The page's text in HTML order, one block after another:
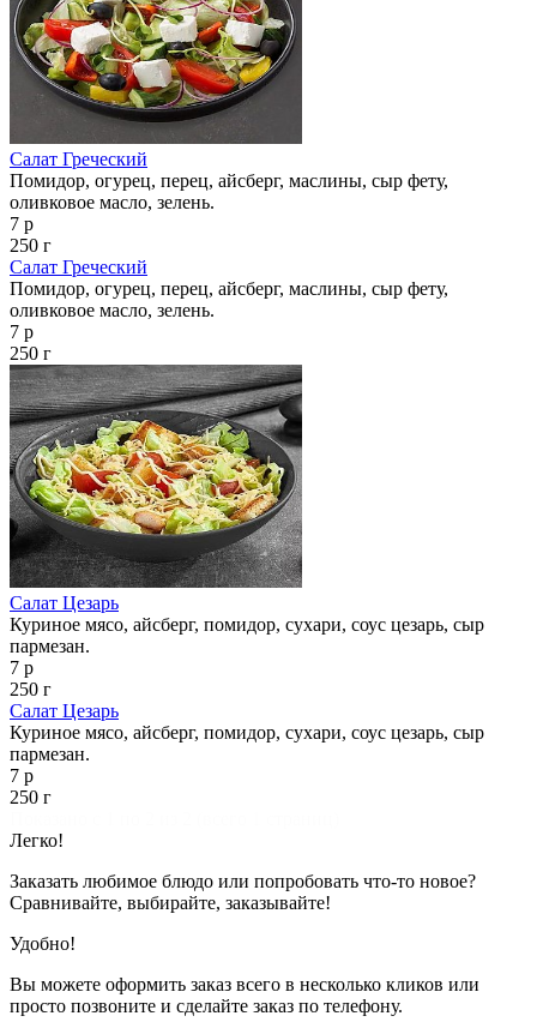
Салат Греческий
Помидор, огурец, перец, айсберг, маслины, сыр фету,
оливковое масло, зелень.
7 р
250 г
Салат Греческий
Помидор, огурец, перец, айсберг, маслины, сыр фету,
оливковое масло, зелень.
7 р
250 г
Салат Цезарь
Куриное мясо, айсберг, помидор, сухари, соус цезарь, сыр
пармезан.
7 р
250 г
Салат Цезарь
Куриное мясо, айсберг, помидор, сухари, соус цезарь, сыр
пармезан.
7 р
250 г
Легко!
Заказать любимое блюдо или попробовать что-то новое?
Сравнивайте, выбирайте, заказывайте!
Удобно!
Вы можете оформить заказ всего в несколько кликов или
просто позвоните и сделайте заказ по телефону.